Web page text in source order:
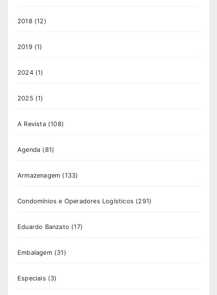
2018 (12)
2019 (1)
2024(1)
2025 (1)
A Revista(108)
Agenda (81)
Armazenagem (133)
Condomínios e Operadores Logísticos (291)
Eduardo Banzato (17)
Embalagem(31)
Especiais (3)